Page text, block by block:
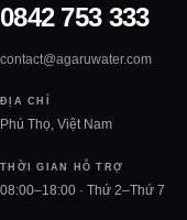
0842 753 333
contact@agaruwater.com
ĐỊA CHỈ
Phú Thọ, Việt Nam
THỜI GIAN HỖ TRỢ
08:00–18:00 · Thứ 2–Thứ 7